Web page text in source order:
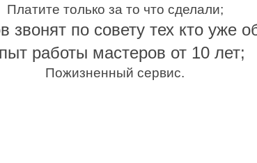
Платите только за то что сделали;
звонят по совету тех кто уже
работы мастеров от 10 лет;
Пожизненный сервис.